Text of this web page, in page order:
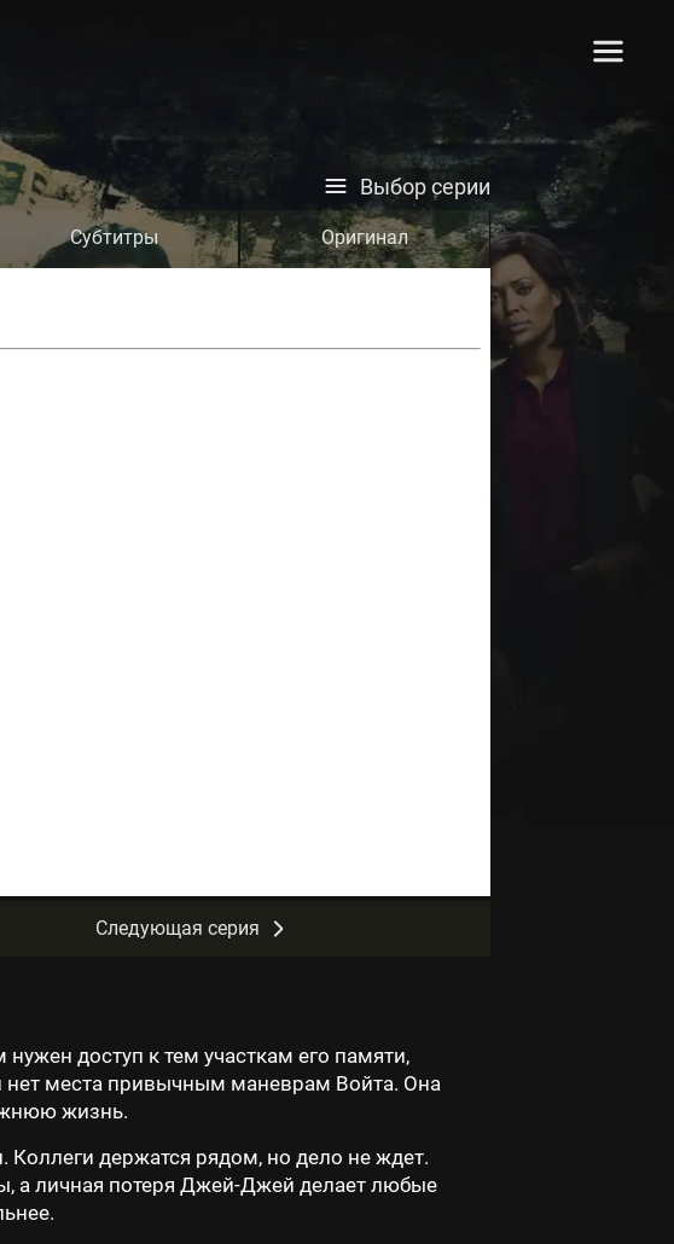
Выбор серии
Субтитры Оригинал
Следующая серия
доступ к тем участкам его памяти,
нет места привычным маневрам Войта. Она
жизнь.
держатся рядом, но дело не ждет.
а личная потеря Джей-Джей делает любые